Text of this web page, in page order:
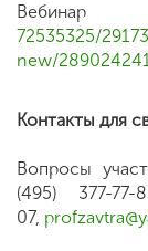
72535325/
new/
Контакты для
Вопросы
(495) 377-
07,